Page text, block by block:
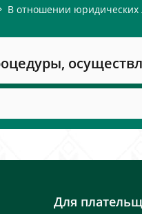
В отношении
Для